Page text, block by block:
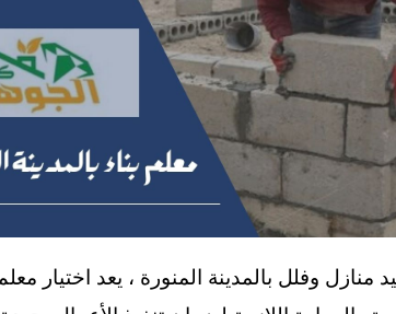
وفلل بالمدينة المنورة ، يعد اختيار